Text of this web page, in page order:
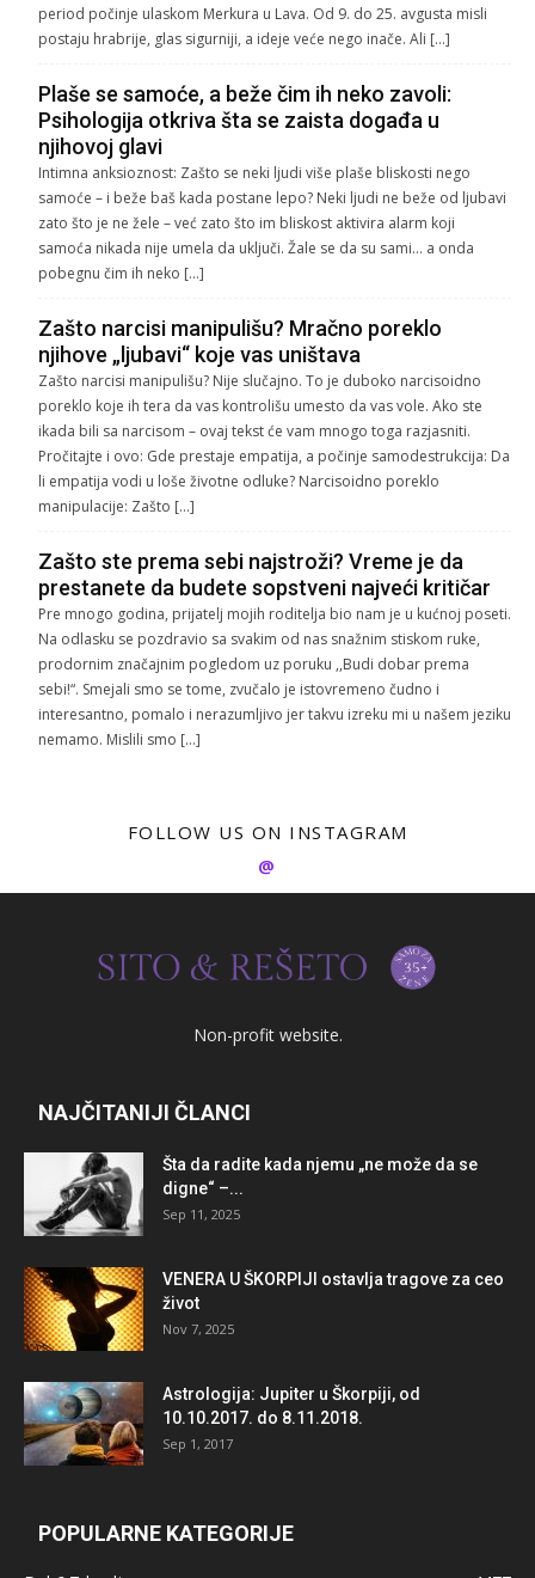
period počinje ulaskom Merkura u Lava. Od 9. do 25. avgusta misli
postaju hrabrije, glas sigurniji, a ideje veće nego inače. Ali […]
Plaše se samoće, a beže čim ih neko zavoli:
Psihologija otkriva šta se zaista događa u
njihovoj glavi
Intimna anksioznost: Zašto se neki ljudi više plaše bliskosti nego
samoće – i beže baš kada postane lepo? Neki ljudi ne beže od ljubavi
zato što je ne žele – već zato što im bliskost aktivira alarm koji
samoća nikada nije umela da uključi. Žale se da su sami… a onda
pobegnu čim ih neko […]
Zašto narcisi manipulišu? Mračno poreklo
njihove „ljubavi“ koje vas uništava
Zašto narcisi manipulišu? Nije slučajno. To je duboko narcisoidno
poreklo koje ih tera da vas kontrolišu umesto da vas vole. Ako ste
ikada bili sa narcisom – ovaj tekst će vam mnogo toga razjasniti.
Pročitajte i ovo: Gde prestaje empatija, a počinje samodestrukcija: Da
li empatija vodi u loše životne odluke? Narcisoidno poreklo
manipulacije: Zašto […]
Zašto ste prema sebi najstroži? Vreme je da
prestanete da budete sopstveni najveći kritičar
Pre mnogo godina, prijatelj mojih roditelja bio nam je u kućnoj poseti.
Na odlasku se pozdravio sa svakim od nas snažnim stiskom ruke,
prodornim značajnim pogledom uz poruku ,,Budi dobar prema
sebi!“. Smejali smo se tome, zvučalo je istovremeno čudno i
interesantno, pomalo i nerazumljivo jer takvu izreku mi u našem jeziku
nemamo. Mislili smo […]
FOLLOW US ON INSTAGRAM
@
Non-profit website.
NAJČITANIJI ČLANCI
Šta da radite kada njemu „ne može da se
digne“ –...
Sep 11, 2025
VENERA U ŠKORPIJI ostavlja tragove za ceo
život
Nov 7, 2025
Astrologija: Jupiter u Škorpiji, od
10.10.2017. do 8.11.2018.
Sep 1, 2017
POPULARNE KATEGORIJE